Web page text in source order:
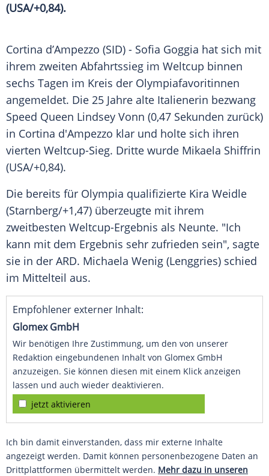
(USA/+0,84).
Cortina d’Ampezzo (SID) - Sofia Goggia hat sich mit
ihrem zweiten Abfahrtssieg im Weltcup binnen
sechs Tagen im Kreis der Olympiafavoritinnen
angemeldet. Die 25 Jahre alte Italienerin bezwang
Speed Queen Lindsey Vonn (0,47 Sekunden zurück)
in Cortina d'Ampezzo klar und holte sich ihren
vierten Weltcup-Sieg. Dritte wurde Mikaela Shiffrin
(USA/+0,84).
Die bereits für Olympia qualifizierte Kira Weidle
(Starnberg/+1,47) überzeugte mit ihrem
zweitbesten Weltcup-Ergebnis als Neunte. "Ich
kann mit dem Ergebnis sehr zufrieden sein", sagte
sie in der ARD. Michaela Wenig (Lenggries) schied
im Mittelteil aus.
Empfohlener externer Inhalt:
Glomex GmbH
Wir benötigen Ihre Zustimmung, um den von unserer
Redaktion eingebundenen Inhalt von Glomex GmbH
anzuzeigen. Sie können diesen mit einem Klick anzeigen
lassen und auch wieder deaktivieren.
jetzt aktivieren
Ich bin damit einverstanden, dass mir externe Inhalte
angezeigt werden. Damit können personenbezogene Daten an
Drittplattformen übermittelt werden. Mehr dazu in unseren